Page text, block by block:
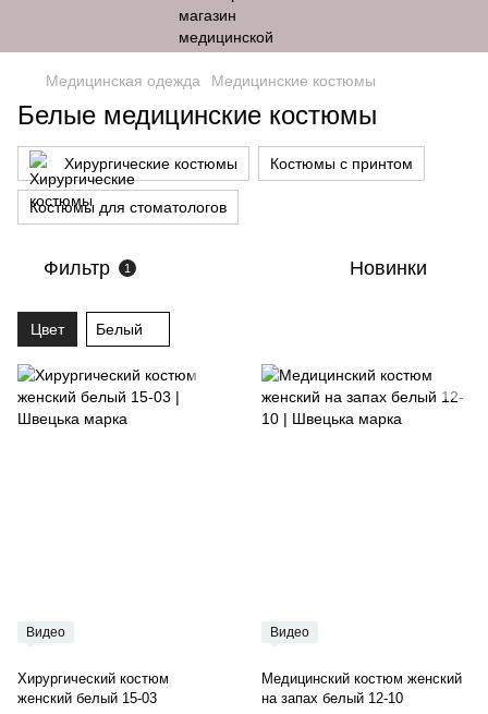
Медицинская одежда Медицинские костюмы
Белые медицинские костюмы
Хирургические костюмы Костюмы с принтом
Костюмы для стоматологов
Фильтр 1 Новинки
Цвет Белый
Видео
Хирургический костюм
женский белый 15-03
Видео
Медицинский костюм женский
на запах белый 12-10